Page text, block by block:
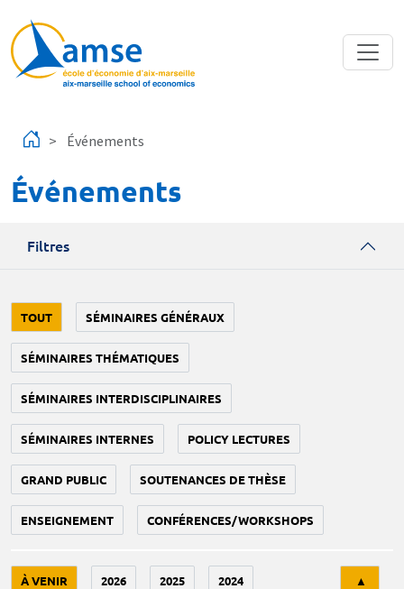
Événements
Événements
Filtres
TOUT SÉMINAIRES GÉNÉRAUX
SÉMINAIRES THÉMATIQUES
SÉMINAIRES INTERDISCIPLINAIRES
SÉMINAIRES INTERNES POLICY LECTURES
GRAND PUBLIC SOUTENANCES DE THÈSE
ENSEIGNEMENT CONFÉRENCES/WORKSHOPS
À VENIR 2026 2025 2024 ▲